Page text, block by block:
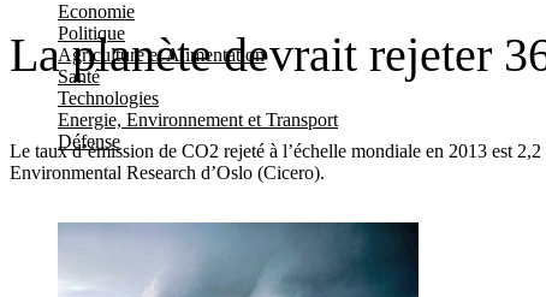
Economie
Politique
Agriculture et Alimentation
Santé
Technologies
Energie, Environnement et Transport
Défense
La planète devrait rejeter
Le taux d’émission de CO2 rejeté à l’échelle mondiale en 2013 est
Environmental Research d’Oslo (Cicero).